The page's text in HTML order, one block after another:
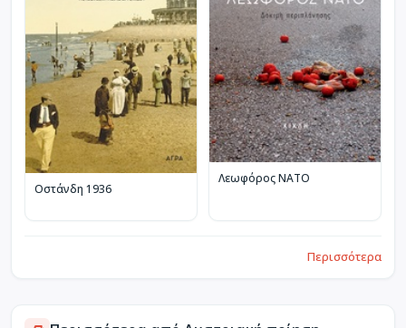
Οστάνδη 1936
Λεωφόρος ΝΑΤΟ
Περισσότερα